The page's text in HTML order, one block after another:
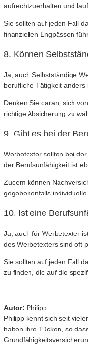
aufrechtzuerhalten und
Sie sollten auf jeden Fall
finanziellen Engpässen
8. Können
Ja, auch Selbstständige
berufliche Tätigkeit anders
Denken Sie daran, sich
richtige Absicherung zu
9. Gibt es bei der
Werbetexter sollten bei
der Berufsunfähigkeit ist
Zudem können
gegebenenfalls
10. Ist eine
Ja, auch für Werbetexter
des Werbetexters sind oft
Sie sollten auf jeden Fall
zu finden, die auf die
Autor: Philipp
Philipp kennt sich seit
haben ihre Tücken, so